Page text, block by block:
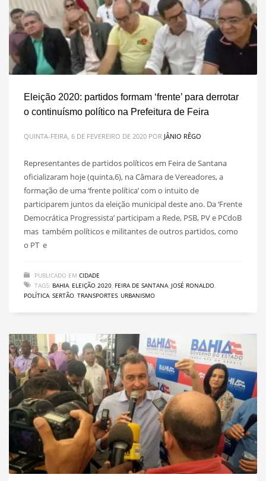
Eleição 2020: partidos formam ‘frente’ para derrotar
o continuísmo político na Prefeitura de Feira
QUINTA-FEIRA, 6 DE FEVEREIRO DE 2020 POR JÂNIO RÊGO
Representantes de partidos políticos em Feira de Santana
oficializaram hoje (quinta,6), na Câmara de Vereadores, a
formação de uma ‘frente política’ com o intuito de
participarem juntos da eleição municipal deste ano. Da ‘Frente
Democrática Progressista’ participam a Rede, PSB, PV e PCdoB
mas também políticos e militantes de outros partidos, como
o PT e
PUBLICADO EM CIDADE
TAGS: BAHIA, ELEIÇÃO 2020, FEIRA DE SANTANA, JOSÉ RONALDO,
POLÍTICA, SERTÃO, TRANSPORTES, URBANISMO